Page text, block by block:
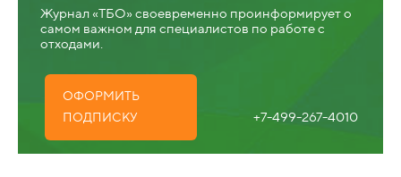
Журнал «ТБО» своевременно проинформирует о
самом важном для специалистов по работе с
отходами.
ОФОРМИТЬ
ПОДПИСКУ
+7-499-267-4010